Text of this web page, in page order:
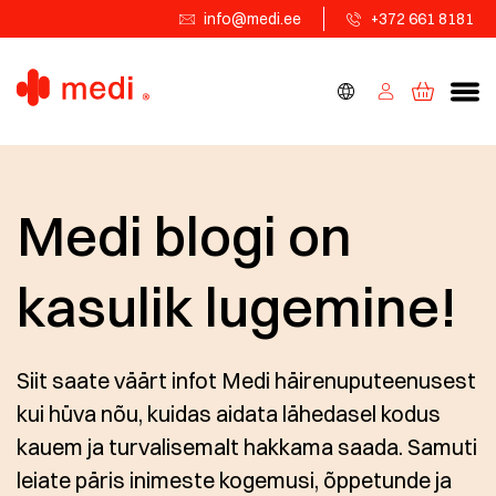
info@medi.ee +372 661 8181
Medi blogi on
kasulik lugemine!
Siit saate väärt infot Medi
häirenuputeenusest kui hüva nõu, kuidas
aidata lähedasel kodus kauem ja
turvalisemalt hakkama saada. Samuti leiate
Teie lähedane olgu hoitud
Kui hoolite oma lähedasest, palun saatke oma
×